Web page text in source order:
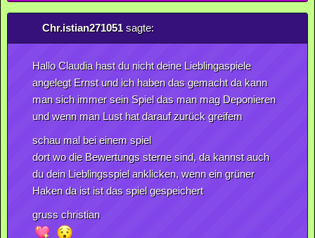
Chr.istian271051sagte:
Hallo Claudia hast du nicht deine Lieblingaspiele
angelegt Ernst und ich haben das gemacht da kann
man sich immer sein Spiel das man mag Deponieren
und wenn man Lust hat darauf zurück greifem
schau mal bei einem spiel
dort wo die Bewertungs sterne sind, da kannst auch
du dein Lieblingsspiel anklicken, wenn ein grüner
Haken da ist ist das spiel gespeichert
gruss christian